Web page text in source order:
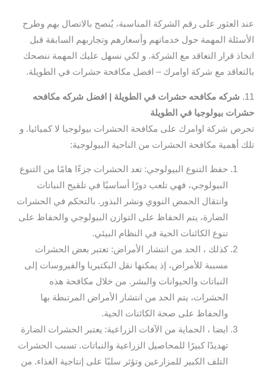
عند العثور على رقم الشركة المناسبة، يُنصح بالاتصال بهم وطرح
الأسئلة المهمة حول خدماتهم وأسعارهم وتجاربهم السابقة قبل
اتخاذ قرار التعاقد مع الشركة. و لكي نسهل عليك المهمة ننصحك
بالتعاقد مع شركة اوامرك – افضل مكافحة حشرات في الطويلة.
11.
شركه مكافحه حشرات في الطويلة | افضل شركه مكافحه
حشرات بيولوجيا في الطويلة
تحرص شركة اوامرك على مكافحة الحشرات بيولوجيا لا كميائيا. و
تلك أهمية مكافحة الحشرات من الناحية البيولوجية:
حفظ التنوع البيولوجي: تعد الحشرات جزءًا هامًا من التنوع
البيولوجي، فهي تلعب دورًا أساسيًا في تلقيح النباتات
وانتقال الحمض النووي ونشر البذور. بالتحكم في الحشرات
الضارة، يتم الحفاظ على التوازن البيولوجي والحفاظ على
تنوع الكائنات الحية في النظام البيئي.
كذلك ، الحد من انتشار الأمراض: تعتبر بعض الحشرات
مسببة للأمراض، إذ يمكنها نقل البكتيريا والفيروسات إلى
النباتات والحيوانات والبشر. من خلال مكافحة هذه
الحشرات، يتم الحد من انتشار الأمراض المرتبطة بها
والحفاظ على صحة الكائنات الحية.
ايضا ، الحماية من الآفات الزراعية: يعتبر الحشرات الضارة
تهديدًا كبيرًا للمحاصيل الزراعية والنباتات. تسبب الحشرات
التلف الكبير للمزارعين وتؤثر سلبًا على إنتاجية الغذاء. من